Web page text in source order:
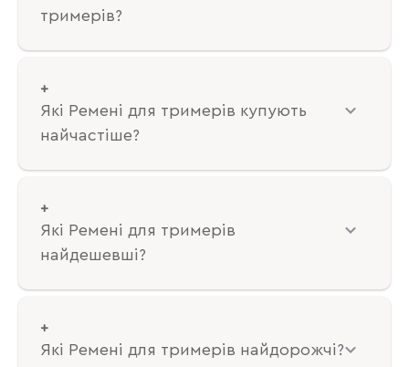
тримерів?
Які Ремені для тримерів купують
найчастіше?
Які Ремені для тримерів
найдешевші?
Які Ремені для тримерів найдорожчі?